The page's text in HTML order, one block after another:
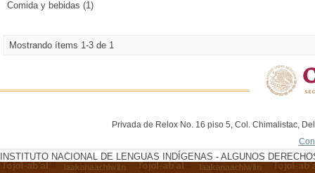
Comida y bebidas (1)
Mostrando ítems 1-3 de 1
Privada de Relox No. 16 piso 5, Col. Chimalistac,
INSTITUTO NACIONAL DE LENGUAS INDÍGENAS - ALGUNOS